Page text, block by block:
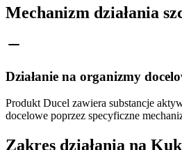
Mechanizm działania
Działanie na organizmy
Produkt Ducel zawiera substancje
docelowe poprzez specyficzne
Zakres działania na